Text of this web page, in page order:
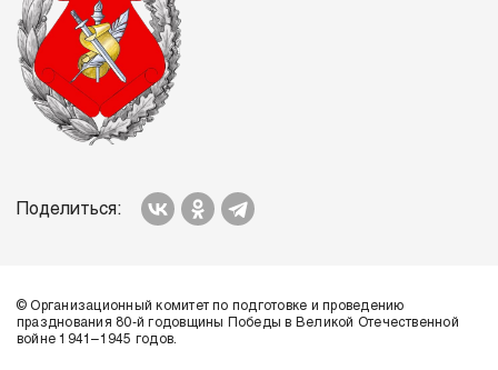
Поделиться:
© Организационный комитет по подготовке и проведению
празднования 80-й годовщины Победы в Великой Отечественной
войне 1941–1945 годов.